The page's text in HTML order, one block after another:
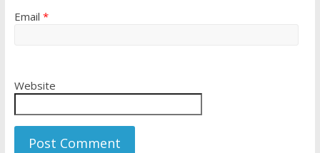
Email *
Website